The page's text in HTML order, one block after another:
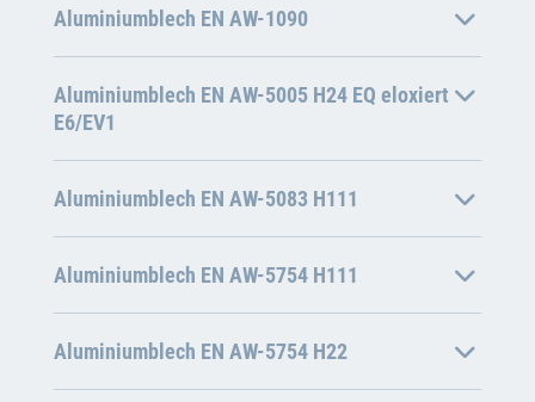
Aluminiumblech EN AW-1090
Aluminiumblech EN AW-5005 H24 EQ eloxiert
E6/EV1
Aluminiumblech EN AW-5083 H111
Aluminiumblech EN AW-5754 H111
Aluminiumblech EN AW-5754 H22